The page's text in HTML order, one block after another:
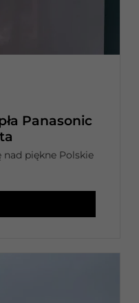
Panasonic
piękne Polskie